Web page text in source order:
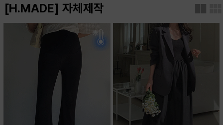
[H.MADE] 자체제작